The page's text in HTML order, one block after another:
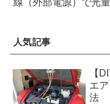
線（外部電源）で光
人気記事
【
エ
法